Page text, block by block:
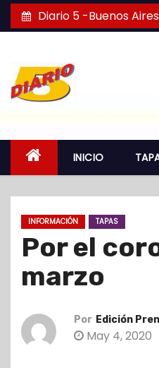
a
Diario 5 -Buenos
INICIO
INFORMACIÓN TAPAS
Por el
marzo
Por Edición
May 4, 2020